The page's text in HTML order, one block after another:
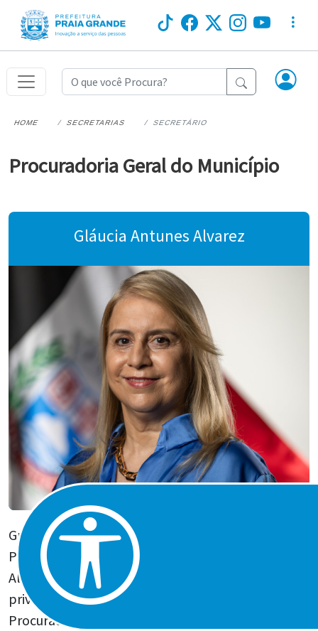
HOME SECRETARIAS SECRETÁRIO
Procuradoria Geral do Município
Gláucia Antunes Alvarez
Graduada em Ciências Jurídicas há 32 anos pela
PUC Campinas e Unisantos, Gláucia Antunes
Alvarez possui experiência de 5 anos na advocacia
privada e 27 anos de advocacia pública como
Procuradora Municipal do Município de Praia